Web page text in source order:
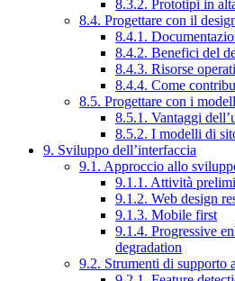
8.3.2. Prototipi in
8.4. Progettare con il
8.4.1.
8.4.2. Benefici del
8.4.3. Risorse
8.4.4. Come
8.5. Progettare con i
8.5.1. Vantaggi
8.5.2. I modelli di
9. Sviluppo dell’interfaccia
9.1. Approccio allo
9.1.1. Attività
9.1.2. Web design
9.1.3. Mobile first
9.1.4. Progressive
degradation
9.2. Strumenti di supporto